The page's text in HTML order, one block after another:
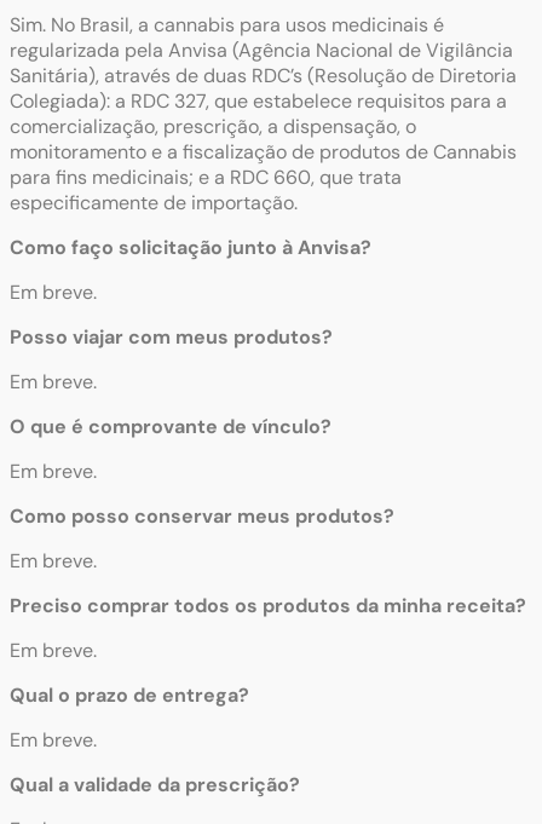
Sim. No Brasil, a cannabis para usos medicinais é
regularizada pela Anvisa (Agência Nacional de Vigilância
Sanitária), através de duas RDC’s (Resolução de Diretoria
Colegiada): a RDC 327, que estabelece requisitos para a
comercialização, prescrição, a dispensação, o
monitoramento e a fiscalização de produtos de Cannabis
para fins medicinais; e a RDC 660, que trata
especificamente de importação.
Como faço solicitação junto à Anvisa?
Em breve.
Posso viajar com meus produtos?
Em breve.
O que é comprovante de vínculo?
Em breve.
Como posso conservar meus produtos?
Em breve.
Preciso comprar todos os produtos da minha receita?
Em breve.
Qual o prazo de entrega?
Em breve.
Qual a validade da prescrição?